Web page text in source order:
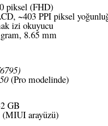
piksel (FHD)
~403 PPI piksel
izi okuyucu
8.65 mm
(Pro modelinde)
GB
arayüzü)